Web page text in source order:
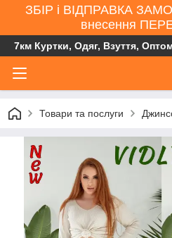
ЗБІР і ВІДПРАВКА
внесення
7км Куртки, Одяг, Взуття,
Товари та послуги